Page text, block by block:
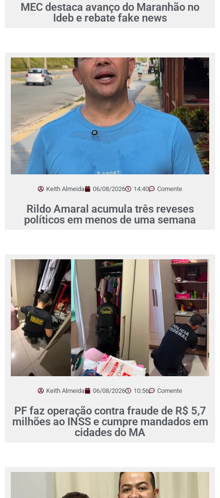
MEC destaca avanço do Maranhão no
Ideb e rebate fake news
Keith Almeida 06/08/2026 14:40 Comente
Rildo Amaral acumula três reveses
políticos em menos de uma semana
Keith Almeida 06/08/2026 10:56 Comente
PF faz operação contra fraude de R$ 5,7
milhões ao INSS e cumpre mandados em
cidades do MA